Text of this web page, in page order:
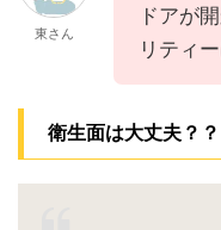
東さん
ドアが
リティ
衛生面は大丈夫？？